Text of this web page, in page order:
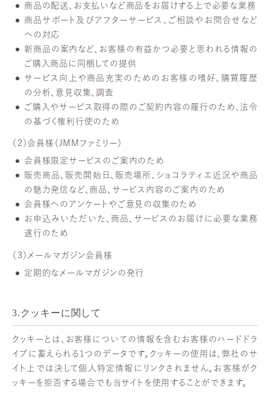
商品の配送、お支払いなど商品をお届けする上で必要な業務
商品サポート及びアフターサービス、ご相談やお問合せなど
への対応
新商品の案内など、お客様の有益かつ必要と思われる情報の
ご購入商品に同梱しての提供
サービス向上や商品充実のためのお客様の嗜好、購買履歴
の分析、意見収集、調査
ご購入やサービス取得の際のご契約内容の履行のため、法令
の基づく権利行使のため
（２）会員様（JMMファミリー）
会員様限定サービスのご案内のため
販売商品、販売開始日、販売場所、ショコラティエ近況や商品
の魅力発信など、商品、サービス内容のご案内のため
会員様へのアンケートやご意見の収集のため
お申込みいただいた、商品、サービスのお届けに必要な業務
遂行のため
（３）メールマガジン会員様
定期的なメールマガジンの発行
3.クッキーに関して
クッキーとは、お客様についての情報を含むお客様のハードドラ
イブに蓄えられる1つのデータです。クッキーの使用は、弊社のサ
イト上では決して個人特定情報にリンクされません。お客様がク
ッキーを拒否する場合でも当サイトを使用することができます。